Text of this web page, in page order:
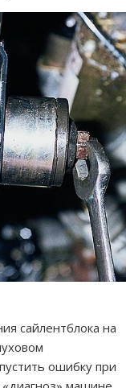
сайлентблока на
ошибку при